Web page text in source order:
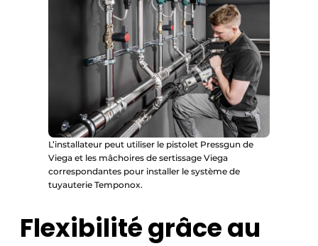
L’installateur peut utiliser le pistolet Pressgun de
Viega et les mâchoires de sertissage Viega
correspondantes pour installer le système de
tuyauterie Temponox.
Flexibilité grâce au